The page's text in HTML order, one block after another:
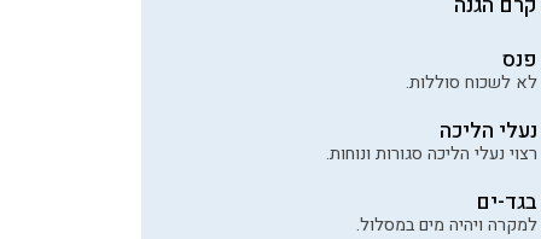
פנס
לא לשכוח סוללות.
נעלי הליכה
רצוי נעלי הליכה סגורות ונוחות.
בגד-ים
למקרה ויהיה מים במסלול.